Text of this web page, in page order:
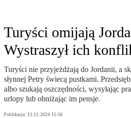
Turyści omijają
Wystraszył ich
Turyści nie przyjeżdżają do Jordanii, a
słynnej Petry świecą pustkami.
albo szukają oszczędności, wysyłając
urlopy lub obniżając im pensje.
Publikacja: 13.11.2024 15:56